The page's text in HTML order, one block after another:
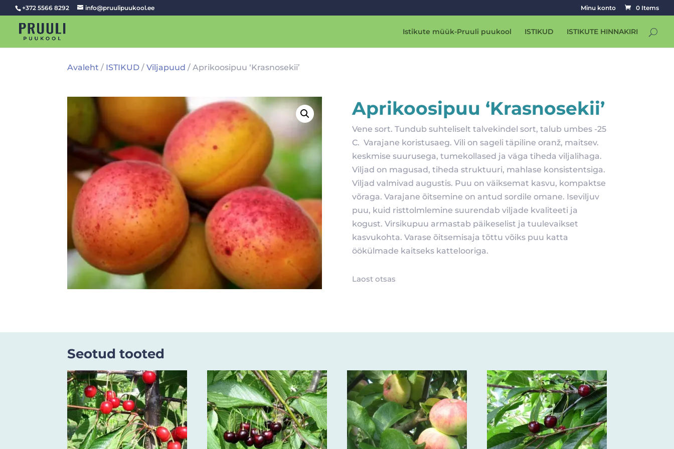
+372 5566 8292 info@pruulipuukool.ee Minu konto 0 Items
Istikute müük-Pruuli puukool ISTIKUD ISTIKUTE HINNAKIRI
Avaleht / ISTIKUD /Viljapuud / Aprikoosipuu ‘Krasnosekii’
Aprikoosipuu ‘Krasnosekii’
Vene sort. Tundub suhteliselt talvekindel sort, talub umbes -25
C. Varajane koristusaeg. Vili on sageli täpiline oranž, maitsev.
keskmise suurusega, tumekollased ja väga tiheda viljalihaga.
Viljad on magusad, tiheda struktuuri, mahlase konsistentsiga.
Viljad valmivad augustis. Puu on väiksemat kasvu, kompaktse
võraga. Varajane õitsemine on antud sordile omane. Iseviljuv
puu, kuid risttolmlemine suurendab viljade kvaliteeti ja
kogust. Virsikupuu armastab päikeselist ja tuulevaikset
kasvukohta. Varase õitsemisaja tõttu võiks puu katta
öökülmade kaitseks kattelooriga.
Laost otsas
Seotud tooted